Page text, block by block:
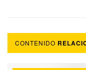
CONTENIDO